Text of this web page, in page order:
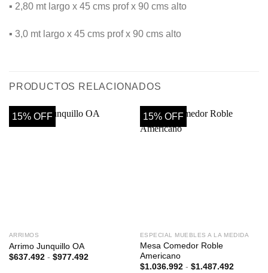
▪️ 2,80 mt largo x 45 cms prof x 90 cms alto
▪️ 3,0 mt largo x 45 cms prof x 90 cms alto
PRODUCTOS RELACIONADOS
15% OFF
ARRIMOS
Arrimo Junquillo OA
$637.492 - $977.492Rango
15% OFF
ESPECIAL MUEBLES A LA MEDIDA
Mesa Comedor Roble
Americano
$1.036.992 - $1.487.492Rango